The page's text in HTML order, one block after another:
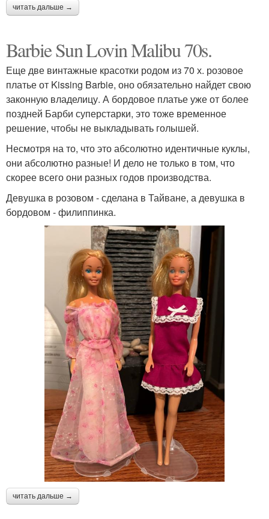
читать дальше →
Barbie Sun Lovin Malibu 70s.
Еще две винтажные красотки родом из 70 х. розовое
платье от Kissing Barbie, оно обязательно найдет свою
законную владелицу. А бордовое платье уже от более
поздней Барби суперстарки, это тоже временное
решение, чтобы не выкладывать голышей.
Несмотря на то, что это абсолютно идентичные куклы,
они абсолютно разные! И дело не только в том, что
скорее всего они разных годов производства.
Девушка в розовом - сделана в Тайване, а девушка в
бордовом - филиппинка.
читать дальше →